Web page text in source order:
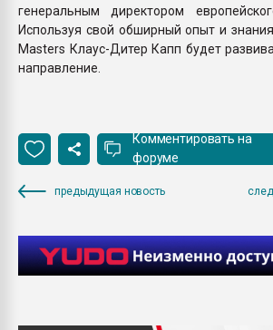
генеральным директором
Используя свой обширный опыт и
Masters Клаус-Дитер Капп будет
направление.
Комментировать на
форуме
предыдущая новость